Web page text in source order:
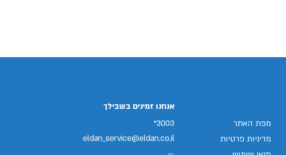
מפת האתר
מדיניות פרטיות
אנחנו זמינים בשבילך
3003*
eldan_service@eldan.co.il